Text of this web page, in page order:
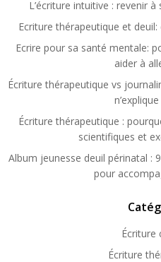
L’écriture intuitive : revenir
Ecriture thérapeutique et
Ecrire pour sa santé mentale:
aider à
Écriture thérapeutique vs
Écriture thérapeutique :
scientifiques et
Album jeunesse deuil périnatal :
pour
Écriture
Écriture